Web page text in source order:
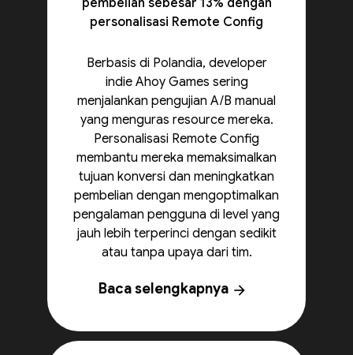
pembelian sebesar 13% dengan
personalisasi Remote Config
Berbasis di Polandia, developer
indie Ahoy Games sering
menjalankan pengujian A/B manual
yang menguras resource mereka.
Personalisasi Remote Config
membantu mereka memaksimalkan
tujuan konversi dan meningkatkan
pembelian dengan mengoptimalkan
pengalaman pengguna di level yang
jauh lebih terperinci dengan sedikit
atau tanpa upaya dari tim.
Baca selengkapnya arrow_forward